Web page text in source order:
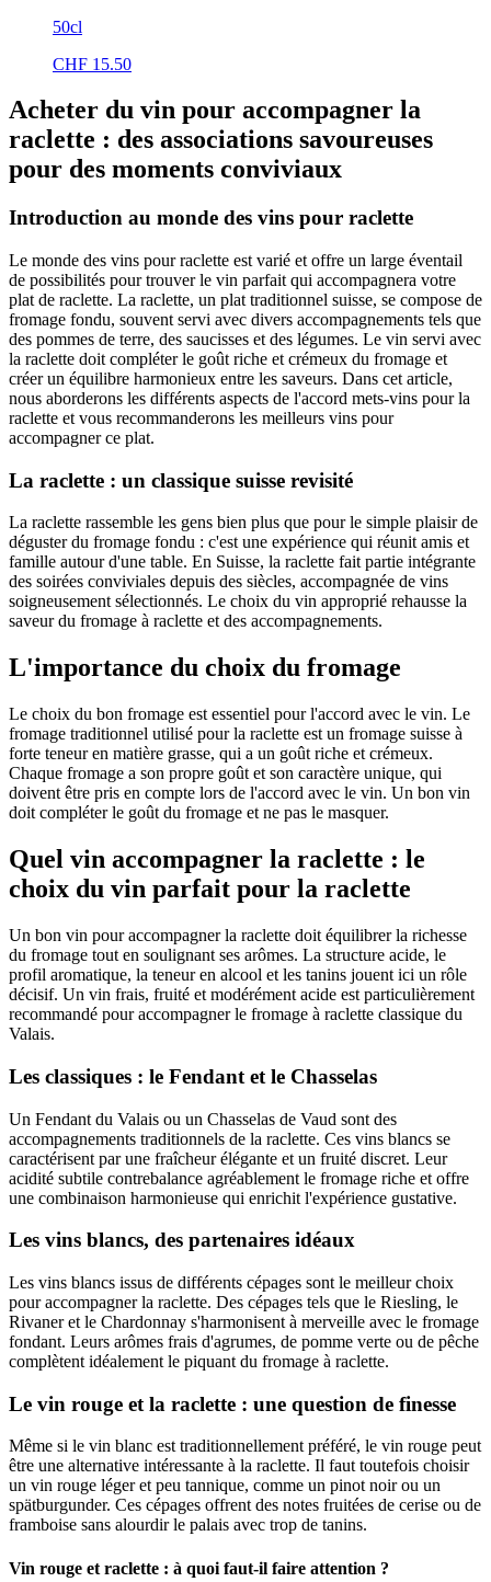
50cl
CHF 15.50
Acheter du vin pour accompagner la
raclette : des associations savoureuses
pour des moments conviviaux
Introduction au monde des vins pour raclette
Le monde des vins pour raclette est varié et offre un large éventail
de possibilités pour trouver le vin parfait qui accompagnera votre
plat de raclette. La raclette, un plat traditionnel suisse, se compose de
fromage fondu, souvent servi avec divers accompagnements tels que
des pommes de terre, des saucisses et des légumes. Le vin servi avec
la raclette doit compléter le goût riche et crémeux du fromage et
créer un équilibre harmonieux entre les saveurs. Dans cet article,
nous aborderons les différents aspects de l'accord mets-vins pour la
raclette et vous recommanderons les meilleurs vins pour
accompagner ce plat.
La raclette : un classique suisse revisité
La raclette rassemble les gens bien plus que pour le simple plaisir de
déguster du fromage fondu : c'est une expérience qui réunit amis et
famille autour d'une table. En Suisse, la raclette fait partie intégrante
des soirées conviviales depuis des siècles, accompagnée de vins
soigneusement sélectionnés. Le choix du vin approprié rehausse la
saveur du fromage à raclette et des accompagnements.
L'importance du choix du fromage
Le choix du bon fromage est essentiel pour l'accord avec le vin. Le
fromage traditionnel utilisé pour la raclette est un fromage suisse à
forte teneur en matière grasse, qui a un goût riche et crémeux.
Chaque fromage a son propre goût et son caractère unique, qui
doivent être pris en compte lors de l'accord avec le vin. Un bon vin
doit compléter le goût du fromage et ne pas le masquer.
Quel vin accompagner la raclette : le
choix du vin parfait pour la raclette
Un bon vin pour accompagner la raclette doit équilibrer la richesse
du fromage tout en soulignant ses arômes. La structure acide, le
profil aromatique, la teneur en alcool et les tanins jouent ici un rôle
décisif. Un vin frais, fruité et modérément acide est particulièrement
recommandé pour accompagner le fromage à raclette classique du
Valais.
Les classiques : le Fendant et le Chasselas
Un Fendant du Valais ou un Chasselas de Vaud sont des
accompagnements traditionnels de la raclette. Ces vins blancs se
caractérisent par une fraîcheur élégante et un fruité discret. Leur
acidité subtile contrebalance agréablement le fromage riche et offre
une combinaison harmonieuse qui enrichit l'expérience gustative.
Les vins blancs, des partenaires idéaux
Les vins blancs issus de différents cépages sont le meilleur choix
pour accompagner la raclette. Des cépages tels que le Riesling, le
Rivaner et le Chardonnay s'harmonisent à merveille avec le fromage
fondant. Leurs arômes frais d'agrumes, de pomme verte ou de pêche
complètent idéalement le piquant du fromage à raclette.
Le vin rouge et la raclette : une question de finesse
Même si le vin blanc est traditionnellement préféré, le vin rouge peut
être une alternative intéressante à la raclette. Il faut toutefois choisir
un vin rouge léger et peu tannique, comme un pinot noir ou un
spätburgunder. Ces cépages offrent des notes fruitées de cerise ou de
framboise sans alourdir le palais avec trop de tanins.
Vin rouge et raclette : à quoi faut-il faire attention ?